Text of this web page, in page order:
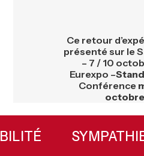
Ce retour
présenté sur le
– 7 / 10
Eurexpo –
Conférence
Primary
Sidebar